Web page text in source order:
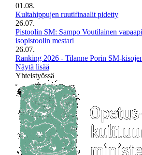
01.08.
Kultahippujen ruutifinaalit pidetty
26.07.
Pistoolin SM: Sampo Voutilainen
isopistoolin mestari
26.07.
Ranking 2026 - Tilanne Porin SM-
Näytä lisää
Yhteistyössä